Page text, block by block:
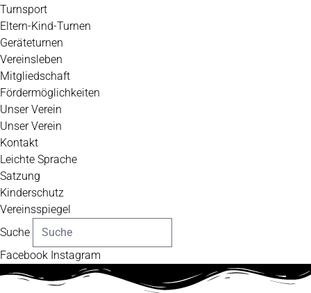
Turnsport
Eltern-Kind-Turnen
Geräteturnen
Vereinsleben
Mitgliedschaft
Fördermöglichkeiten
Unser Verein
Unser Verein
Kontakt
Leichte Sprache
Satzung
Kinderschutz
Vereinsspiegel
Suche
Facebook Instagram